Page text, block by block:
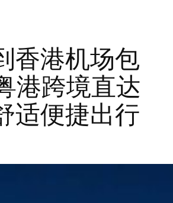
香港机场包
港跨境直达
适便捷出行